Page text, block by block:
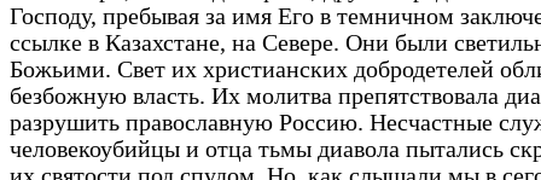
Господу, пребывая за имя Его в темничном
ссылке в Казахстане, на Севере. Они были
Божьими. Свет их христианских добродетелей
безбожную власть. Их молитва препятствовала
разрушить православную Россию. Несчастные
человекоубийцы и отца тьмы диавола пытались